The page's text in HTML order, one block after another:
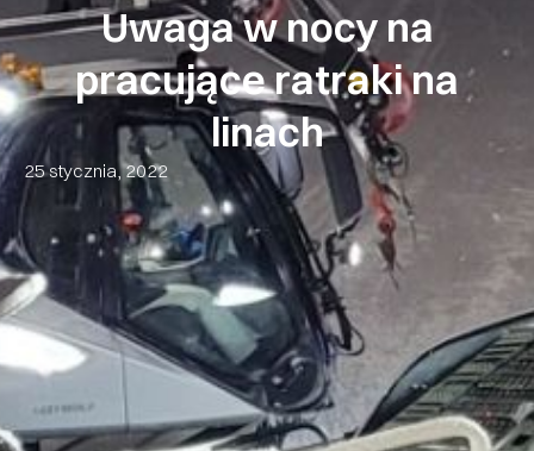
Uwaga w nocy na
pracujące ratraki na
linach
25 stycznia, 2022